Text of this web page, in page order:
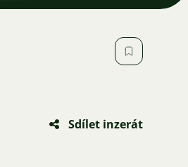
Sdílet inzerát